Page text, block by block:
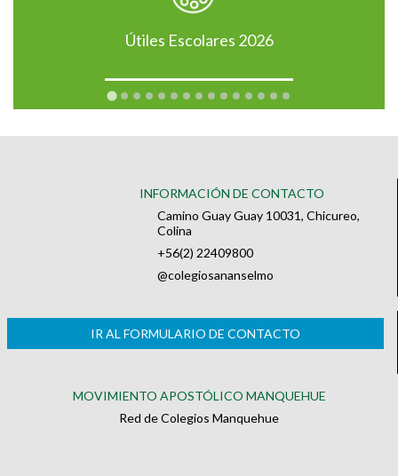
Útiles Escolares 2026
INFORMACIÓN DE CONTACTO
Camino Guay Guay 10031, Chicureo,
Colina
+56(2) 22409800
@colegiosananselmo
IR AL FORMULARIO DE CONTACTO
MOVIMIENTO APOSTÓLICO MANQUEHUE
Red de Colegios Manquehue